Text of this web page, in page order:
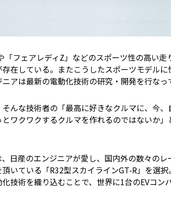
「フェアレディZ」などのスポーツ性の高い
在している。またこうしたスポーツモデル
アは最新の電動化技術の研究・開発を行なっ
んな技術者の「最高に好きなクルマに、今
ワクワクするクルマを作れるのではないか
日産のエンジニアが愛し、国内外の数々の
いている「R32型スカイラインGT-R」を選択。
技術を織り込むことで、世界に1台のEVコ